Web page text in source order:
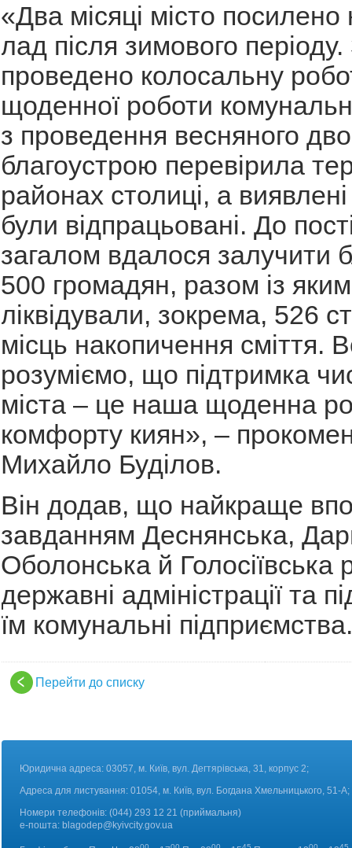
«Два місяці місто
лад після зимового
проведено колосальну
щоденної роботи
з проведення весняного
благоустрою перевірила
районах столиці, а
були відпрацьовані. До
загалом вдалося залучити
500 громадян, разом із
ліквідували, зокрема, 526
місць накопичення сміття.
розуміємо, що підтримка
міста – це наша щоденна
комфорту киян», –
Михайло Буділов.
Він додав, що найкраще
завданням Деснянська,
Оболонська й Голосіївська
державні адміністрації та
їм комунальні
Перейти до списку
Юридична адреса: 03057, м. Київ, вул. Дегтярівська, 31, корпус 2;
Адреса для листування: 01054, м. Київ, вул. Богдана Хмельницького, 51-А;
Номери телефонів:(044) 293 12 21 (приймальня)
е-пошта: blagodep@kyivcity.gov.ua